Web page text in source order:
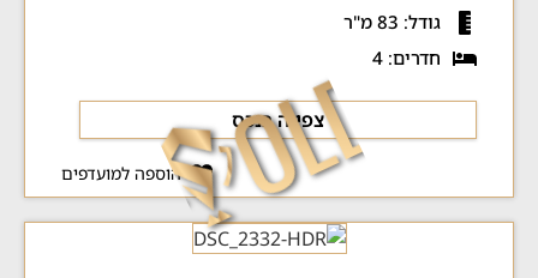
גודל: 83 מ"ר
חדרים: 4
צפייה בנכס
הוספה למועדפים